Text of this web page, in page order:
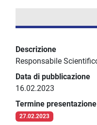
Descrizione
Responsabile
Data di pubblicazione
16.02.2023
Termine
27.02.2023